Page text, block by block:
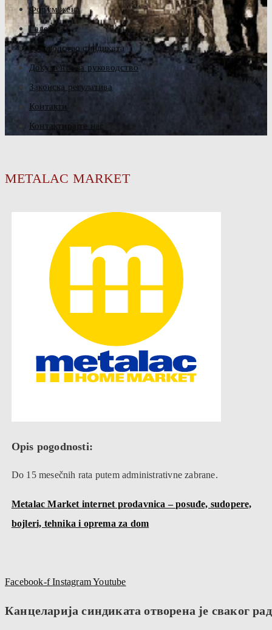
Форум жена
Галерија
Руководство синдиката
Документа за руководство
Законска регулатива
Контакти
Контактирајте нас
METALAC MARKET
Opis pogodnosti:
Do 15 mesečnih rata putem administrativne zabrane.
Metalac Market internet prodavnica – posuđe, sudopere,
bojleri, tehnika i oprema za dom
Facebook-f InstagramYoutube
Канцеларија синдиката отворена је сваког